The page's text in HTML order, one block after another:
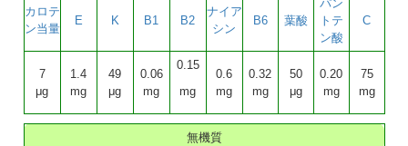
カロテ
ン当量
E K B1 B2
ナイア
シン
B6 葉酸
パン
トテ
ン酸
C
7
μg
1.4
mg
49
μg
0.06
mg
0.15
mg
0.6
mg
0.32
mg
50
μg
0.20
mg
75
mg
無機質